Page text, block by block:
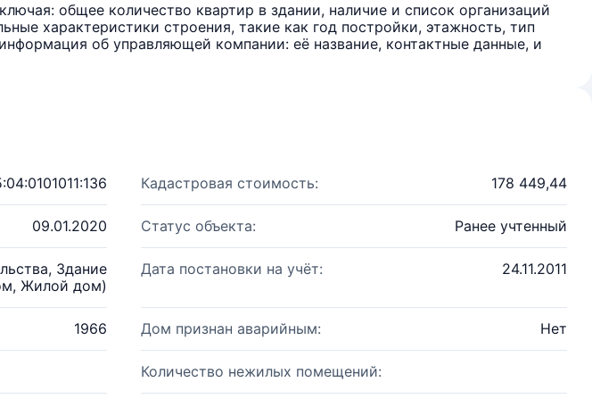
общее количество квартир в здании, наличие и список организаций
характеристики строения, такие как год постройки, этажность, тип
об управляющей компании: её название, контактные данные, и
Кадастровая стоимость: 178 449,44
09.01.2020 Статус объекта: Ранее учтенный
Здание
Жилой дом)
Дата постановки на учёт: 24.11.2011
1966 Дом признан аварийным: Нет
Количество нежилых помещений: